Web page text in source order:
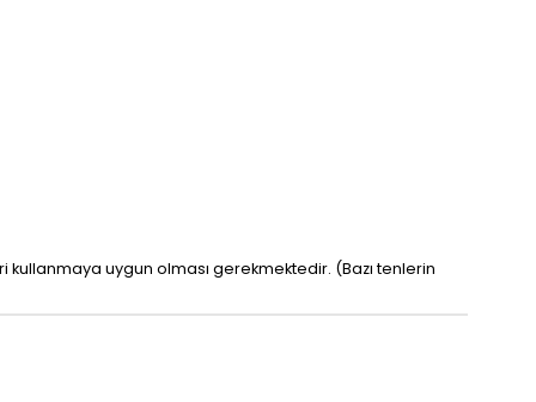
uygun olması gerekmektedir. (Bazı tenlerin